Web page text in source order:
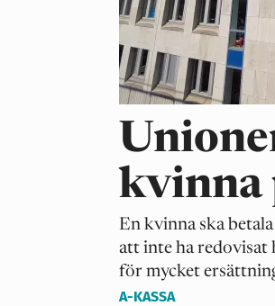
kvinna
En kvinna ska
att inte ha
för mycket
A-KASSA